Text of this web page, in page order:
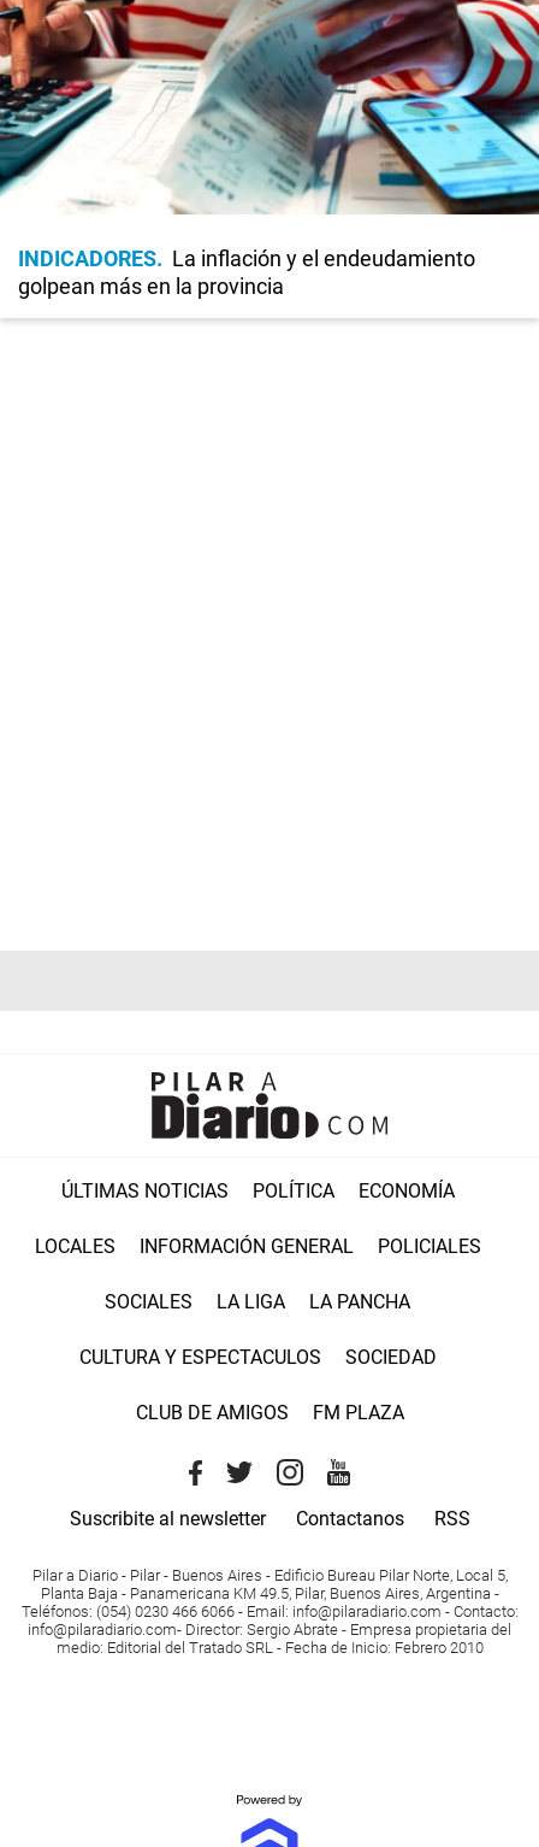
INDICADORES
La inflación y el endeudamiento
golpean más en la provincia
ÚLTIMAS NOTICIAS POLÍTICA ECONOMÍA
LOCALES INFORMACIÓN GENERAL POLICIALES
SOCIALES LA LIGA LA PANCHA
CULTURA Y ESPECTACULOS SOCIEDAD
CLUB DE AMIGOS FM PLAZA
Suscribite al newsletter Contactanos RSS
Pilar a Diario - Pilar - Buenos Aires - Edificio Bureau Pilar Norte, Local 5,
Planta Baja - Panamericana KM 49.5, Pilar, Buenos Aires, Argentina -
Teléfonos: (054) 0230 466 6066 - Email : info@pilaradiario.com - Contacto:
info@pilaradiario.com- Director: Sergio Abrate - Empresa propietaria del
medio: Editorial del Tratado SRL - Fecha de Inicio: Febrero 2010